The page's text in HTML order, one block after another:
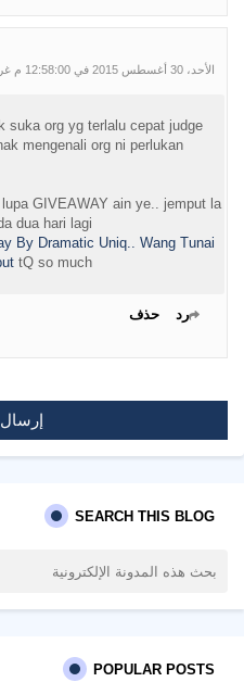
الأحد، 30 أغسطس 2015 في 12:58:00 م غرينتش+8
suka org yg terlalu cepat judge
mengenali org ni perlukan
GIVEAWAY ain ye.. jemput la
hari lagi...!! :)
By Dramatic Uniq.. Wang Tunai
tQ so much...!! :)
رد حذف
SEARCH THIS BLOG
POPULAR POSTS